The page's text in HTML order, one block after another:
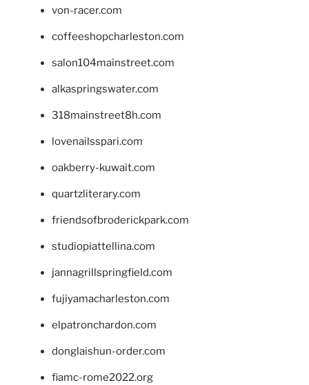
von-racer.com
coffeeshopcharleston.com
salon104mainstreet.com
alkaspringswater.com
318mainstreet8h.com
lovenailsspari.com
oakberry-kuwait.com
quartzliterary.com
friendsofbroderickpark.com
studiopiattellina.com
jannagrillspringfield.com
fujiyamacharleston.com
elpatronchardon.com
donglaishun-order.com
fiamc-rome2022.org